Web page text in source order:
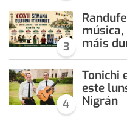
3
máis
4
Tonichi
este
Nigrán